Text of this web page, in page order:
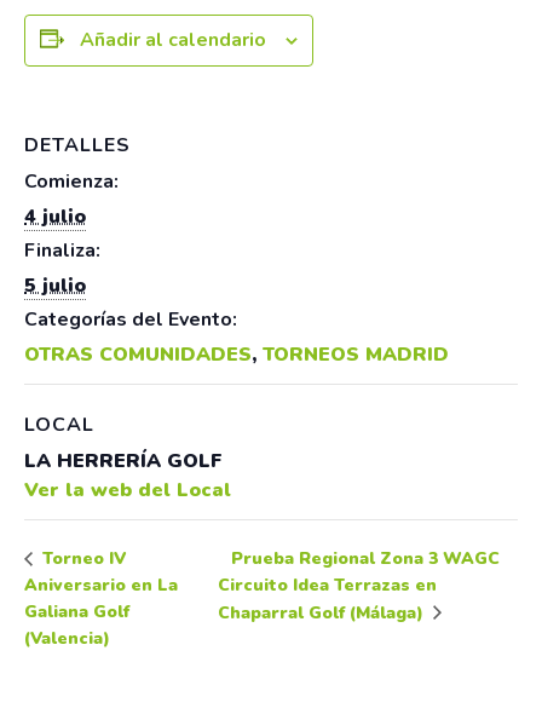
Añadir al calendario
DETALLES
Comienza:
4 julio
Finaliza:
5 julio
Categorías del Evento:
OTRAS COMUNIDADES, TORNEOS MADRID
LOCAL
LA HERRERÍA GOLF
Ver la web del Local
Torneo IV
Aniversario en La
Galiana Golf
(Valencia)
Prueba Regional Zona 3 WAGC
Circuito Idea Terrazas en
Chaparral Golf (Málaga)